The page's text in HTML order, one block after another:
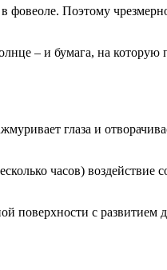
в фовеоле. Поэтому
– и бумага, на
глаза и
часов) воздействие
поверхности с